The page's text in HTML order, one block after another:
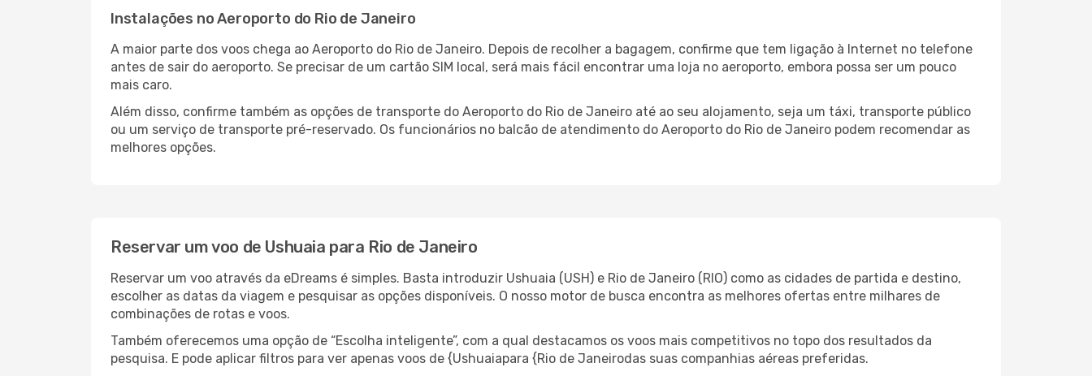
Instalações no Aeroporto do Rio de Janeiro
A maior parte dos voos chega ao Aeroporto do Rio de Janeiro. Depois de recolher a bagagem, confirme que tem ligação à Internet no telefone
antes de sair do aeroporto. Se precisar de um cartão SIM local, será mais fácil encontrar uma loja no aeroporto, embora possa ser um pouco
mais caro.
Além disso, confirme também as opções de transporte do Aeroporto do Rio de Janeiro até ao seu alojamento, seja um táxi, transporte público
ou um serviço de transporte pré-reservado. Os funcionários no balcão de atendimento do Aeroporto do Rio de Janeiro podem recomendar as
melhores opções.
Reservar um voo de Ushuaia para Rio de Janeiro
Reservar um voo através da eDreams é simples. Basta introduzir Ushuaia (USH) e Rio de Janeiro (RIO) como as cidades de partida e destino,
escolher as datas da viagem e pesquisar as opções disponíveis. O nosso motor de busca encontra as melhores ofertas entre milhares de
combinações de rotas e voos.
Também oferecemos uma opção de “Escolha inteligente”, com a qual destacamos os voos mais competitivos no topo dos resultados da
pesquisa. E pode aplicar filtros para ver apenas voos de {Ushuaiapara {Rio de Janeirodas suas companhias aéreas preferidas.